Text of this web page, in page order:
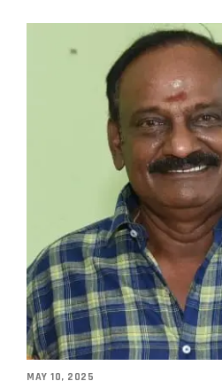
MAY 10, 2025